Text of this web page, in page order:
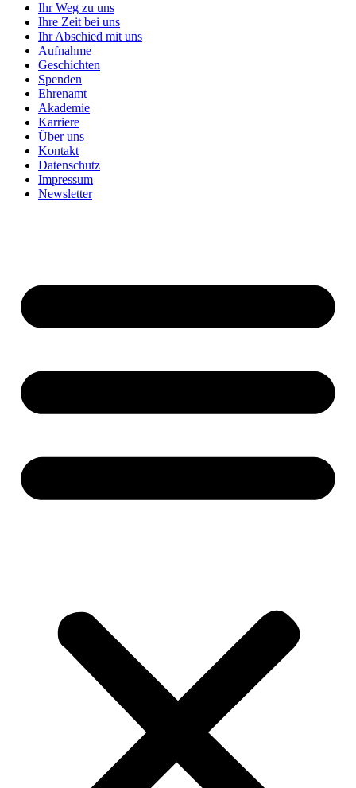
Ihr Weg zu uns
Ihre Zeit bei uns
Ihr Abschied mit uns
Aufnahme
Geschichten
Spenden
Ehrenamt
Akademie
Karriere
Über uns
Kontakt
Datenschutz
Impressum
Newsletter